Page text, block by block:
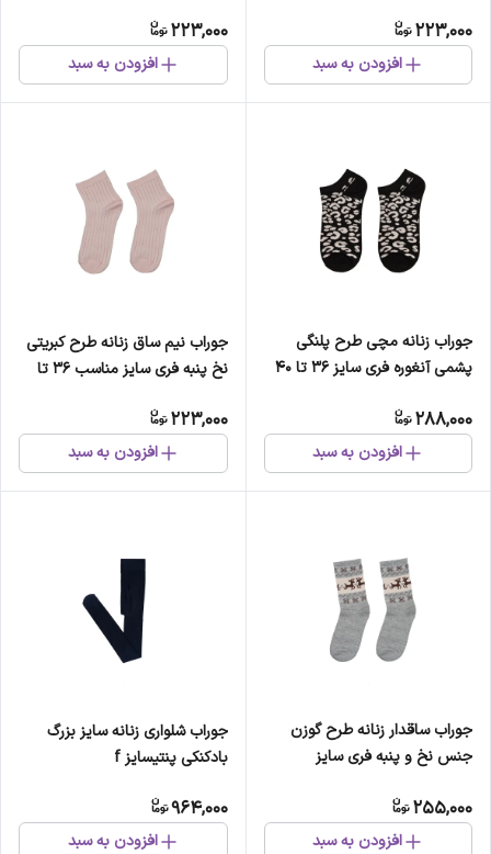
223,000
افزودن به سبد
223,000
افزودن به سبد
جوراب زنانه مچی طرح پلنگی
پشمی آنغوره فری سایز 36 تا 40
288,000
افزودن به سبد
جوراب نیم ساق زنانه طرح کبریتی
نخ پنبه فری سایز مناسب 36 تا
223,000
افزودن به سبد
جوراب ساقدار زنانه طرح گوزن
جنس نخ و پنبه فری سایز
255,000
افزودن به سبد
جوراب شلواری زنانه سایز بزرگ
بادکنکی پنتیسایز f
964,000
افزودن به سبد